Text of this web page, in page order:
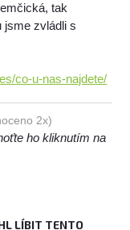
tak
jsme zvládli s
co-u-nas-najdete/
2x)
ho kliknutím na
LÍBIT TENTO